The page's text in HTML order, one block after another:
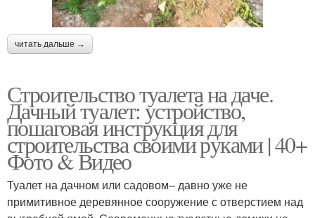
читать дальше →
Строительство туалета на даче.
Дачный туалет: устройство,
пошаговая инструкция для
строительства своими руками | 40+
Фото & Видео
Туалет на дачном или садовом– давно уже не
примитивное деревянное сооружение с отверстием над